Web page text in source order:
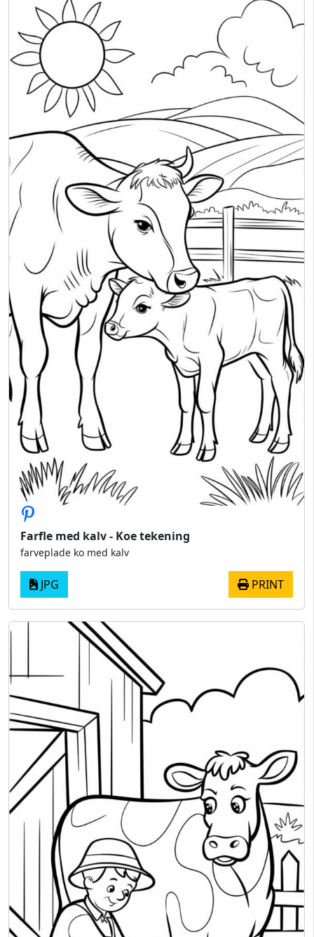
Farfle med kalv - Koe tekening
farveplade ko med kalv
JPG PRINT